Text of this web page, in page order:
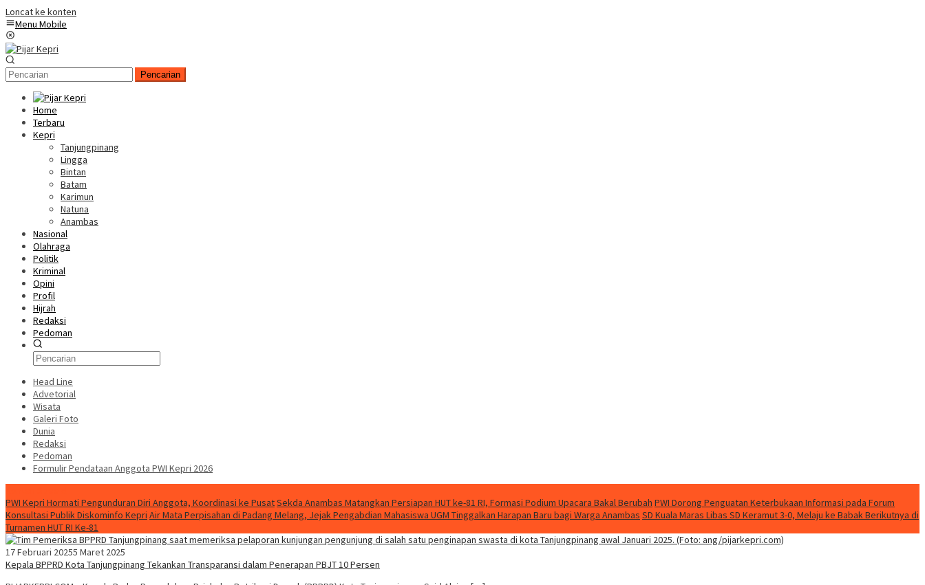
Loncat ke konten
Menu Mobile
Pencarian
Home
Terbaru
Kepri
Tanjungpinang
Lingga
Bintan
Batam
Karimun
Natuna
Anambas
Nasional
Olahraga
Politik
Kriminal
Opini
Profil
Hijrah
Redaksi
Pedoman
Head Line
Advetorial
Wisata
Galeri Foto
Dunia
Redaksi
Pedoman
Formulir Pendataan Anggota PWI Kepri 2026
PWI Kepri Hormati Pengunduran Diri Anggota, Koordinasi ke PusatSekda Anambas Matangkan Persiapan HUT ke-81 RI, Formasi Podium Upacara Bakal Berubah PWI Dorong Penguatan Keterbukaan Informasi pada Forum
Konsultasi Publik Diskominfo Kepri Air Mata Perpisahan di Padang Melang, Jejak Pengabdian Mahasiswa UGM Tinggalkan Harapan Baru bagi Warga Anambas SD Kuala Maras Libas SD Keramut 3-0, Melaju ke Babak Berikutnya di
Turnamen HUT RI Ke-81
17 Februari 20255 Maret 2025
Kepala BPPRD Kota Tanjungpinang Tekankan Transparansi dalam Penerapan PBJT 10 Persen